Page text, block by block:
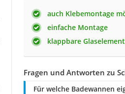
auch Klebemontage
einfache Montage
klappbare
Fragen und Antworten zu
Für welche Badewannen